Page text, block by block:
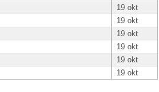
19 okt
19 okt
19 okt
19 okt
19 okt
19 okt